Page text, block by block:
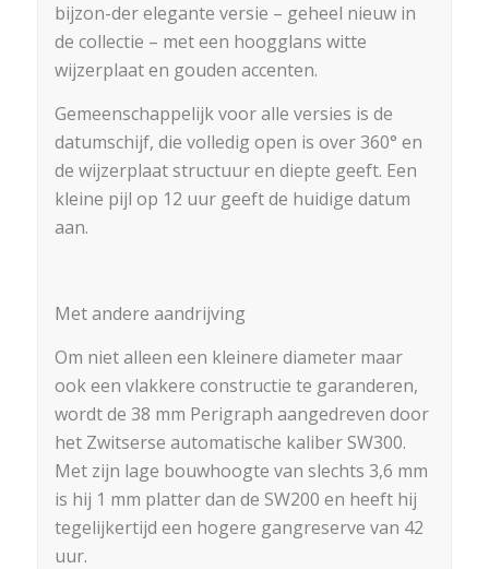
bijzon-der elegante versie – geheel nieuw in
de collectie – met een hoogglans witte
wijzerplaat en gouden accenten.
Gemeenschappelijk voor alle versies is de
datumschijf, die volledig open is over 360° en
de wijzerplaat structuur en diepte geeft. Een
kleine pijl op 12 uur geeft de huidige datum
aan.
Met andere aandrijving
Om niet alleen een kleinere diameter maar
ook een vlakkere constructie te garanderen,
wordt de 38 mm Perigraph aangedreven door
het Zwitserse automatische kaliber SW300.
Met zijn lage bouwhoogte van slechts 3,6 mm
is hij 1 mm platter dan de SW200 en heeft hij
tegelijkertijd een hogere gangreserve van 42
uur.